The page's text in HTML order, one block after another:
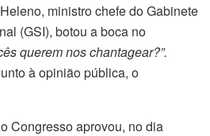
ministro chefe do Gabinete
(GSI), botou a boca no
querem nos chantagear?”.
à opinião pública, o
Congresso aprovou, no dia